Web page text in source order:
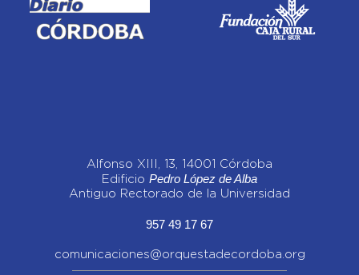
Alfonso XIII, 13, 14001 Córdoba
Edificio Pedro López de Alba
Antiguo Rectorado de la Universidad
957 49 17 67
comunicaciones@orquestadecordoba.org